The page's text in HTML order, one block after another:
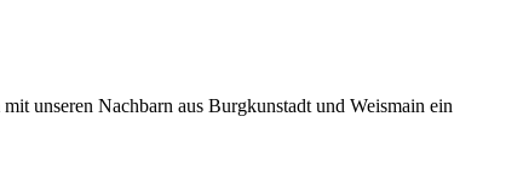
unseren Nachbarn aus Burgkunstadt und Weismain ein